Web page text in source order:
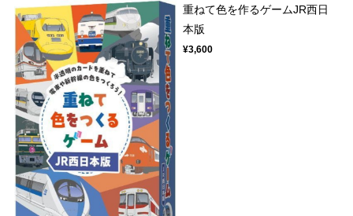
重ねて色を作るゲームJR西日
本版
¥3,600